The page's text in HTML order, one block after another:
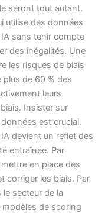
seront tout autant.
utilise des données
sans tenir compte
des inégalités. Une
les risques de biais
de 60 % des
leurs
Insister sur
est crucial.
devient un reflet des
entraînée. Par
en place des
corriger les biais. Par
secteur de la
de scoring